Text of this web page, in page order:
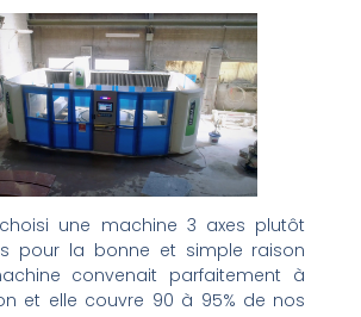
une machine 3 axes plutôt
pour la bonne et simple raison
convenait parfaitement à
et elle couvre 90 à 95% de nos